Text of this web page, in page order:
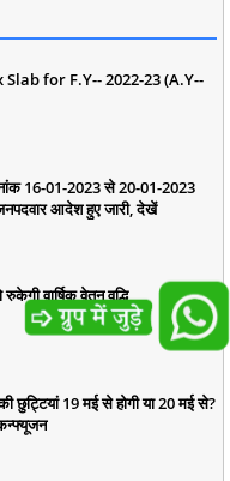
for F.Y-- 2022-23 (A.Y--
16-01-2023 से 20-01-2023
आदेश हुए जारी, देखें
रुकेगी वार्षिक वेतन वृद्धि
छुट्टियां 19 मई से होगी या 20 मई से?